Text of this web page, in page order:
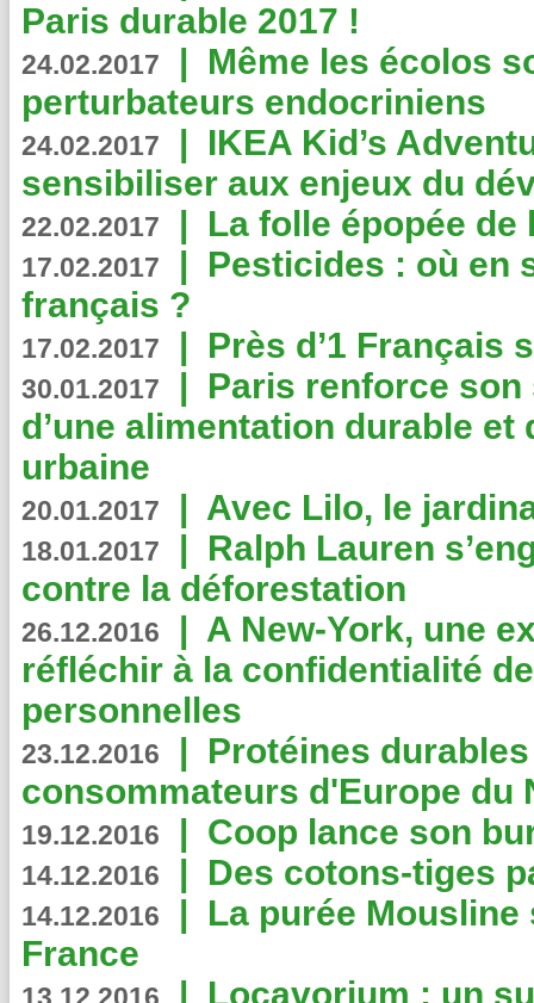
Paris durable 2017 !
24.02.2017 | Même les écolos
perturbateurs endocriniens
24.02.2017 | IKEA Kid’s
sensibiliser aux enjeux du
22.02.2017 | La folle épopée de
17.02.2017 | Pesticides : où en
français ?
17.02.2017 | Près d’1 Français
30.01.2017 | Paris renforce
d’une alimentation durable et
urbaine
20.01.2017 | Avec Lilo, le
18.01.2017 | Ralph Lauren
contre la déforestation
26.12.2016 | A New-York, une
réfléchir à la confidentialité
personnelles
23.12.2016 | Protéines
consommateurs d'Europe du
19.12.2016 | Coop lance son
14.12.2016 | Des cotons-tiges
14.12.2016 | La purée
France
| Locavorium : un